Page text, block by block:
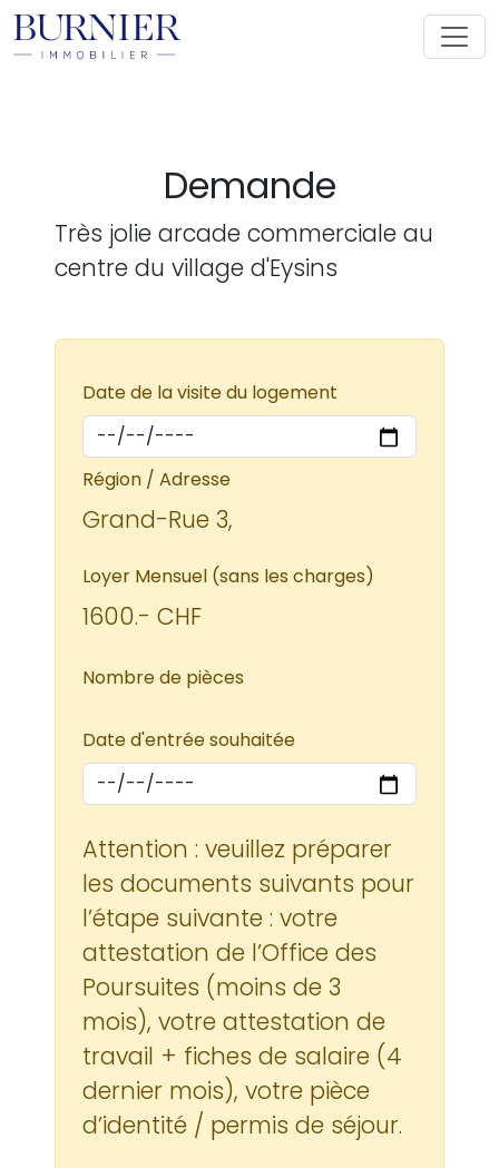
Demande
Très jolie arcade commerciale au
centre du village d'Eysins
Date de la visite du logement
Région / Adresse
Grand-Rue 3,
Loyer Mensuel (sans les charges)
1600.- CHF
Nombre de pièces
Date d'entrée souhaitée
Attention : veuillez préparer
les documents suivants pour
l’étape suivante : votre
attestation de l’Office des
Poursuites (moins de 3
mois), votre attestation de
travail + fiches de salaire (4
dernier mois), votre pièce
d’identité / permis de séjour.